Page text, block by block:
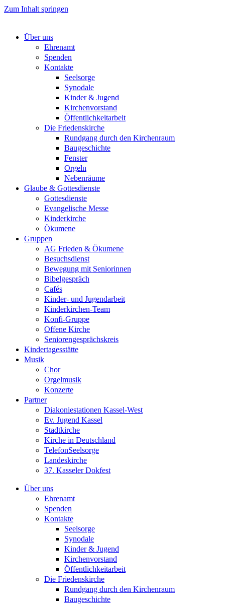
Zum Inhalt springen
Über uns
Ehrenamt
Spenden
Kontakte
Seelsorge
Synodale
Kinder & Jugend
Kirchenvorstand
Öffentlichkeitarbeit
Die Friedenskirche
Rundgang durch den Kirchenraum
Baugeschichte
Fenster
Orgeln
Nebenräume
Glaube & Gottesdienste
Gottesdienste
Evangelische Messe
Kinderkirche
Ökumene
Gruppen
AG Frieden & Ökumene
Besuchsdienst
Bewegung mit Seniorinnen
Bibelgespräch
Cafés
Kinder- und Jugendarbeit
Kinderkirchen-Team
Konfi-Gruppe
Offene Kirche
Seniorengesprächskreis
Kindertagesstätte
Musik
Chor
Orgelmusik
Konzerte
Partner
Diakoniestationen Kassel-West
Ev. Jugend Kassel
Stadtkirche
Kirche in Deutschland
TelefonSeelsorge
Landeskirche
37. Kasseler Dokfest
Über uns
Ehrenamt
Spenden
Kontakte
Seelsorge
Synodale
Kinder & Jugend
Kirchenvorstand
Öffentlichkeitarbeit
Die Friedenskirche
Rundgang durch den Kirchenraum
Baugeschichte